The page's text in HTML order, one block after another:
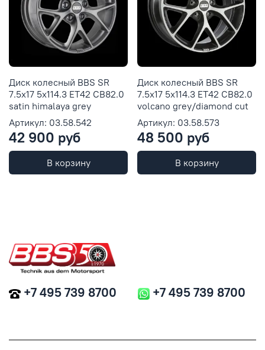
Диск колесный BBS SR
7.5x17 5x114.3 ET42 CB82.0
satin himalaya grey
Артикул: 03.58.542
42 900 руб
В корзину
Диск колесный BBS SR
7.5x17 5x114.3 ET42 CB82.0
volcano grey/diamond cut
Артикул: 03.58.573
48 500 руб
В корзину
+7 495 739 8700 +7 495 739 8700